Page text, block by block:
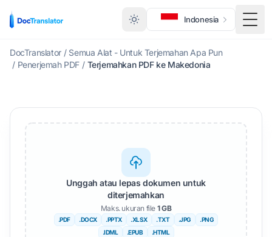
Indonesia
DocTranslator / Semua Alat - Untuk Terjemahan Apa Pun
/ Penerjemah PDF / Terjemahkan PDF ke Makedonia
Unggah atau lepas dokumen untuk
diterjemahkan
Maks. ukuran file 1 GB
.PDF .DOCX .PPTX .XLSX .TXT .JPG
.PNG
.IDML
.EPUB .HTML